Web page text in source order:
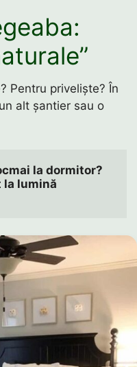
Pentru priveliște? În
alt șantier sau o
la dormitor?
lumină